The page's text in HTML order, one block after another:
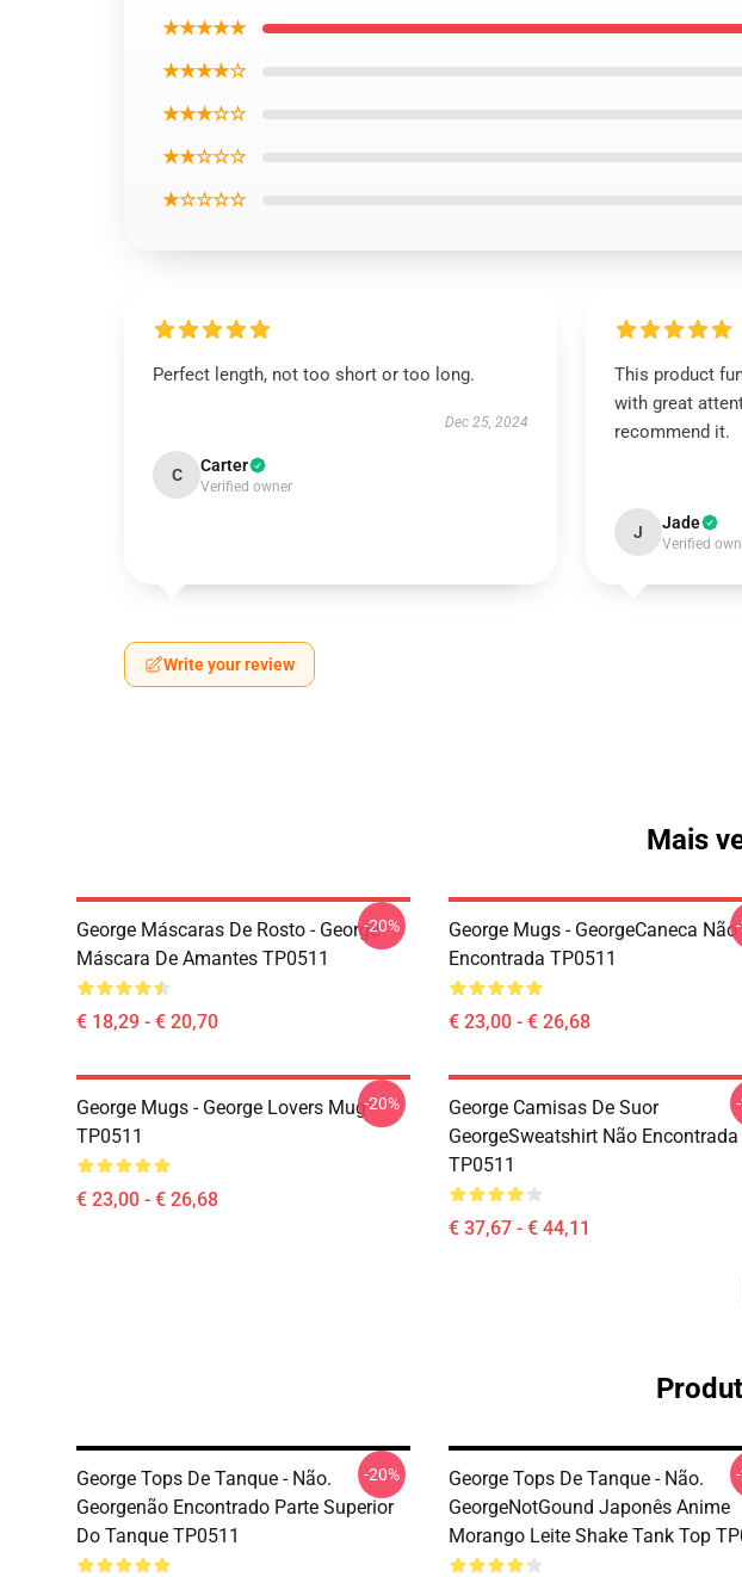
★★★★★
★★★★☆
★★★☆☆
★★☆☆☆
★☆☆☆☆
Perfect length, not too short or too long.
Dec 25, 2024
C Carter
Verified owner
This product
with great
recommend it.
J Jade
Verified
Write your review
Mais
George Máscaras De Rosto - George
Máscara De Amantes TP0511
€ 18,29 - € 20,70
-20%
George Mugs - GeorgeCaneca Não
Encontrada TP0511
€ 23,00 - € 26,68
George Mugs - George Lovers Mug
TP0511
€ 23,00 - € 26,68
-20%
George Camisas De Suor
GeorgeSweatshirt Não Encontrada
TP0511
€ 37,67 - € 44,11
George Tops De Tanque - Não.
Georgenão Encontrado Parte Superior
Do Tanque TP0511
-20%
George Tops De Tanque - Não.
GeorgeNotGound Japonês Anime
Morango Leite Shake Tank Top